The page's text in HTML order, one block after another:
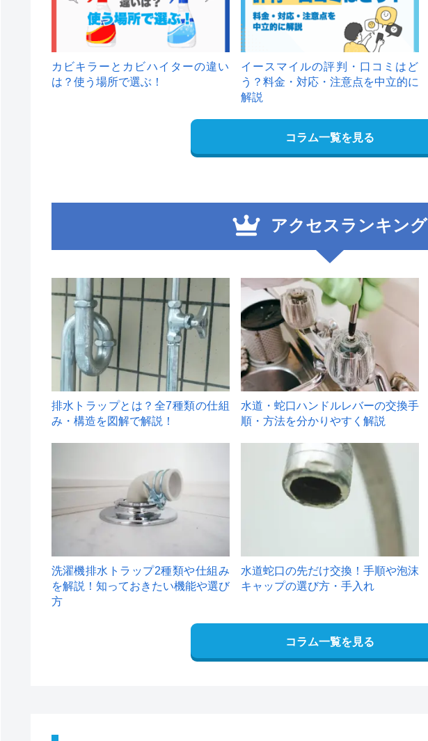
カビキラーとカビハイターの違い
は？使う場所で選ぶ！
イースマイルの評判・口コミはど
う？料金・対応・注意点を中立的に
解説
コラム一覧を見る
アクセスランキング
1
排水トラップとは？全7種類の仕組
み・構造を図解で解説！
2
水道・蛇口ハンドルレバーの交換手
順・方法を分かりやすく解説
洗濯機排水トラップ2種類や仕組み
を解説！知っておきたい機能や選び
方
水道蛇口の先だけ交換！手順や泡沫
キャップの選び方・手入れ
コラム一覧を見る